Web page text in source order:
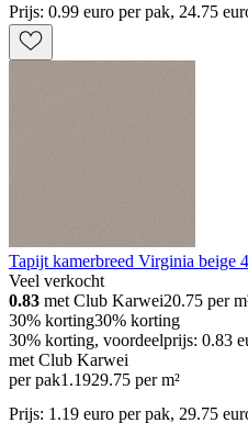
Prijs: 0.99 euro per pak, 24.75
Tapijt kamerbreed Virginia beige
Veel verkocht
0.83 met Club Karwei20.75 per
30% korting30% korting
30% korting, voordeelprijs: 0.83
met Club Karwei
per pak1 .1929.75 per m²
Prijs: 1.19 euro per pak, 29.75